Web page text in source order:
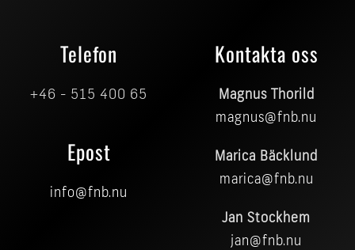
Telefon
+46 - 515 400 65
Epost
info@fnb.nu
Kontakta oss
Magnus Thorild
magnus@fnb.nu
Marica Bäcklund
marica@fnb.nu
Jan Stockhem
jan@fnb.nu